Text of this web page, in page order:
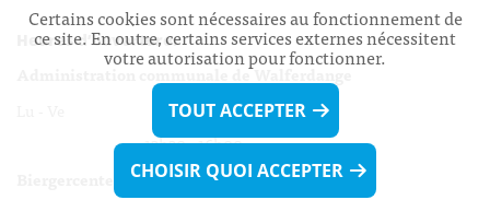
Heures d’ouverture:
Administration communale de Walferdange
Lu - Ve 08h00 - 11h30
13h30 - 16h00
Certains cookies sont nécessaires au fonctionnement de
ce site. En outre, certains services externes nécessitent
votre autorisation pour fonctionner.
TOUT ACCEPTER
CHOISIR QUOI ACCEPTER